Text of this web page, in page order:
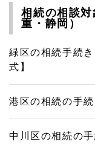
相続の相談
重・静岡）
緑区の相続手続
式】
港区の相続の手続
中川区の相続の手